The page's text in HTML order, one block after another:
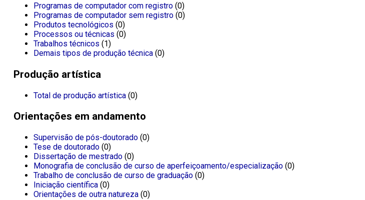
Programas de computador com registro(0)
Programas de computador sem registro(0)
Produtos tecnológicos (0)
Processos ou técnicas (0)
Trabalhos técnicos (1)
Demais tipos de produção técnica(0)
Produção artística
Total de produção artística(0)
Orientações em andamento
Supervisão de pós-doutorado(0)
Tese de doutorado(0)
Dissertação de mestrado(0)
Monografia de conclusão de curso de aperfeiçoamento/especialização(0)
Trabalho de conclusão de curso de graduação(0)
Iniciação científica(0)
Orientações de outra natureza(0)